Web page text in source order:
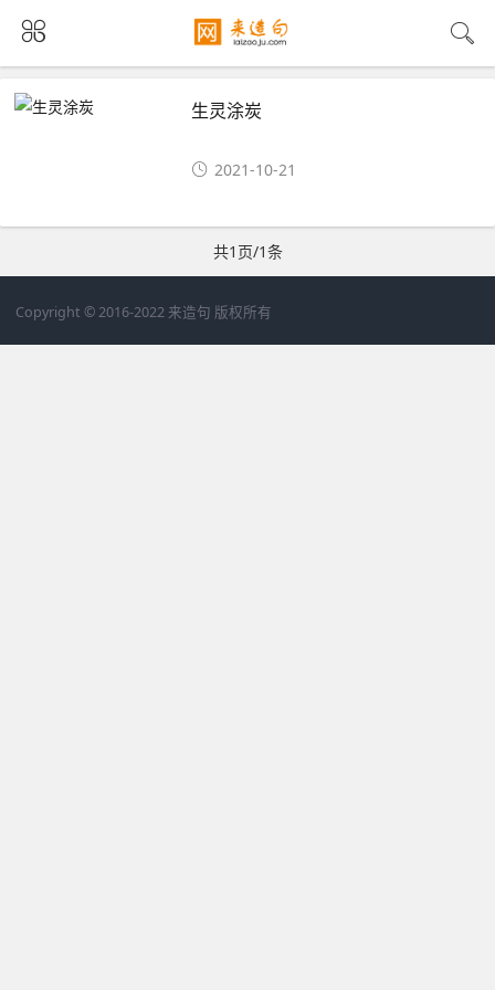
生灵涂炭
2021-10-21
共1页/1条
Copyright © 2016-2022 来造句 版权所有